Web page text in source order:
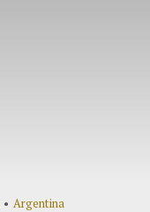
• Argentina